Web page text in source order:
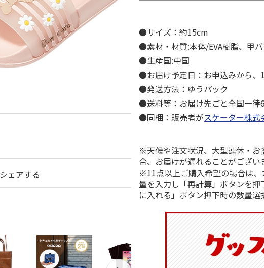
シェアする
●サイズ：約15cm
●素材・材質:本体/EVA樹脂、甲
●生産国:中国
●お届け予定日：お申込みから、
●発送方法：ゆうパック
●送料等：お届け先ごと全国一律
●同梱：販売者がスケーター株式
※天候や注文状況、大型連休・お
合、お届けが遅れることがござい
※11点以上ご購入希望の場合は
量を入力し「再計算」ボタンを
に入れる」ボタン押下時の数量選